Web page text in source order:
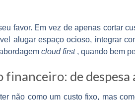
favor. Em vez de apenas cortar
alugar espaço ocioso, integrar
cloud first, quando bem
de despesa
não como um custo fixo, mas